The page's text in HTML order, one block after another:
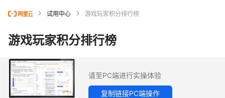
试用中心 游戏玩家积分排行榜
游戏玩家积分排行榜
请至PC端进行实操体验
复制链接PC端操作